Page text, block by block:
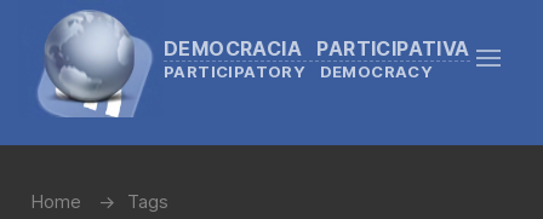
DEMOCRACIA PARTICIPATIVA
PARTICIPATORY DEMOCRACY
Home Tags